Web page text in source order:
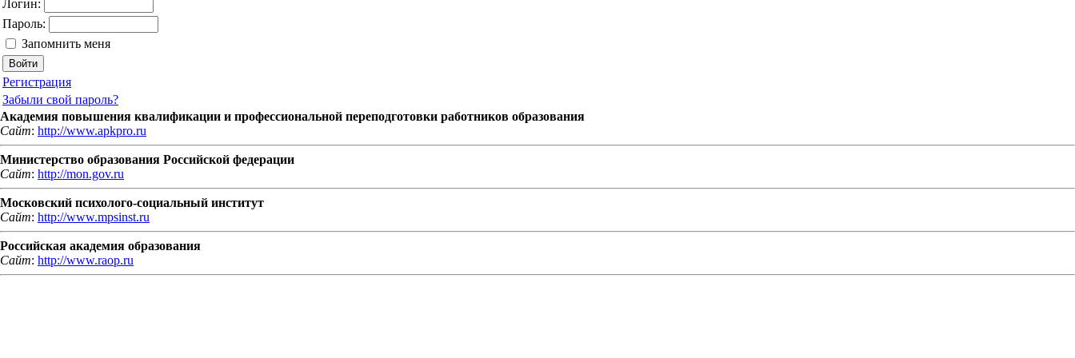
Логин:
Пароль:
Запомнить меня
Регистрация
Забыли свой пароль?
Академия повышения квалификации и профессиональной переподготовки работников образования
Сайт: http://www.apkpro.ru
Министерство образования Российской федерации
Сайт: http://mon.gov.ru
Московский психолого-социальный институт
Сайт: http://www.mpsinst.ru
Российская академия образования
Сайт: http://www.raop.ru